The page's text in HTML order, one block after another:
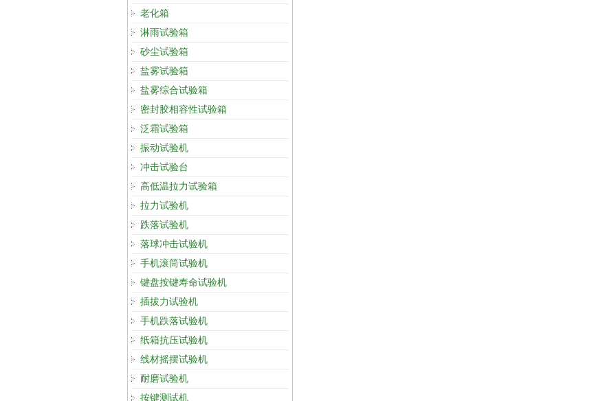
老化箱
淋雨试验箱
砂尘试验箱
盐雾试验箱
盐雾综合试验箱
密封胶相容性试验箱
泛霜试验箱
振动试验机
冲击试验台
高低温拉力试验箱
拉力试验机
跌落试验机
落球冲击试验机
手机滚筒试验机
键盘按键寿命试验机
插拔力试验机
手机跌落试验机
纸箱抗压试验机
线材摇摆试验机
耐磨试验机
按键测试机